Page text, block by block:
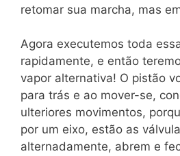
retomar sua marcha, mas
Agora executemos toda
rapidamente, e então
vapor alternativa! O pistão
para trás e ao mover-se,
ulteriores movimentos,
por um eixo, estão as
alternadamente, abrem e